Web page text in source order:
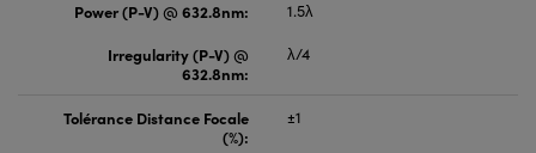
Power (P-V) @ 632.8nm:
1.5λ
Irregularity (P-V) @
632.8nm:
λ/4
Tolérance Distance Focale
(%):
±1